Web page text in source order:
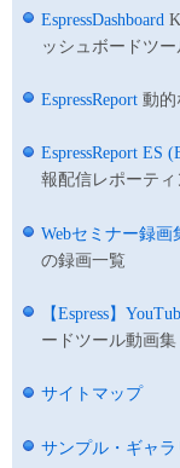
EspressDashboard
ッシュボードツー
EspressReport 動的
EspressReport ES
報配信レポーテ
Webセミナー録画
の録画一覧
【Espress】
ードツール動画集
サイトマップ
サンプル・ギャラ